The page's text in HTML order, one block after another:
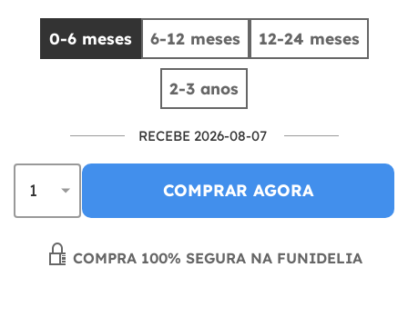
0-6 meses 6-12 meses 12-24 meses
2-3 anos
RECEBE 2026-08-07
COMPRAR AGORA
COMPRA 100% SEGURA NA FUNIDELIA